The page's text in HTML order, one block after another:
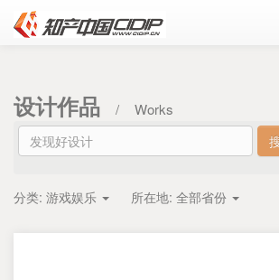
设计作品 / Works
分类: 游戏娱乐 所在地: 全部省份